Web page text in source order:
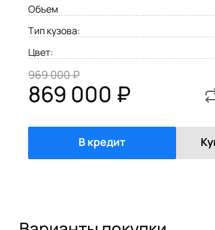
Объем
Тип кузова:
Цвет:
969 000 ₽
869 000 ₽
В кредит